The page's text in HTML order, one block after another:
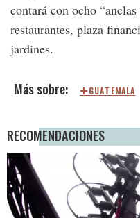
contará con ocho
restaurantes, plaza
jardines.
GUATEMALA
RECOMENDACIONES